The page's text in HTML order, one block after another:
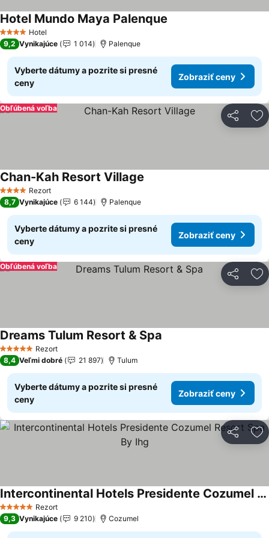
4 Počet hviezdičiek
Hotel
Hotel Mundo Maya Palenque
9,2 Vynikajúce 1 014 Palenque
Vyberte dátumy a pozrite si presné
ceny
Zobraziť ceny
Zdieľať
Obľúbená voľba
4 Počet hviezdičiek
Rezort
Chan-Kah Resort Village
8,7 Vynikajúce 6 144 Palenque
Vyberte dátumy a pozrite si presné
ceny
Zobraziť ceny
Zdieľať
Obľúbená voľba
5 Počet hviezdičiek
Rezort
Dreams Tulum Resort & Spa
8,4 Veľmi dobré 21 897 Tulum
Vyberte dátumy a pozrite si presné
ceny
Zobraziť ceny
Zdieľať
5 Počet hviezdičiek
Rezort
Intercontinental Hotels Presidente Cozumel Resort Spa By Ihg
Zobraziť ceny
9,3 Vynikajúce 9 210 Cozumel